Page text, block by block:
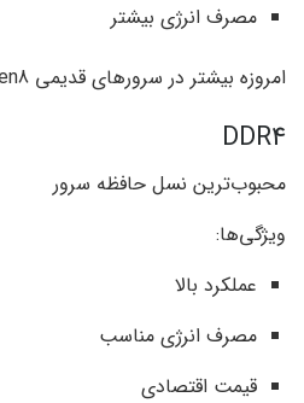
مصرف انرژی بیشتر
امروزه بیشتر در سرورهای قدیمی Gen8 مشاهده می‌شود.
DDR4
محبوب‌ترین نسل حافظه سرور
ویژگی‌ها:
عملکرد بالا
مصرف انرژی مناسب
قیمت اقتصادی